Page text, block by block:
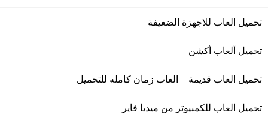
تحميل العاب للاجهزة الضعيفة
تحميل ألعاب أكشن
تحميل العاب قديمة – العاب زمان كامله للتحميل
تحميل العاب للكمبيوتر من ميديا فاير